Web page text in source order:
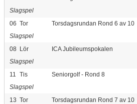
Slagspel
06 Tor
Torsdagsrundan Rond 6 av 10
Slagspel
08 Lör
ICA Jubileumspokalen
Slagspel
11
Tis
Seniorgolf - Rond 8
Slagspel
13 Tor
Torsdagsrundan Rond 7 av 10